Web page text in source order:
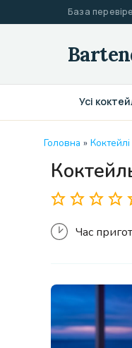
до
База
Усі
Головна »
Час